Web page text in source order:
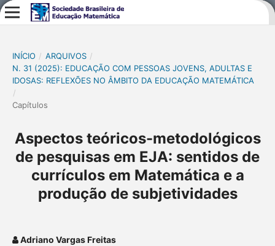
INÍCIO / ARQUIVOS /
N. 31 (2025): EDUCAÇÃO COM PESSOAS JOVENS, ADULTAS E
IDOSAS: REFLEXÕES NO ÂMBITO DA EDUCAÇÃO MATEMÁTICA
/
Capítulos
Aspectos teóricos-metodológicos
de pesquisas em EJA: sentidos de
currículos em Matemática e a
produção de subjetividades
Adriano Vargas Freitas